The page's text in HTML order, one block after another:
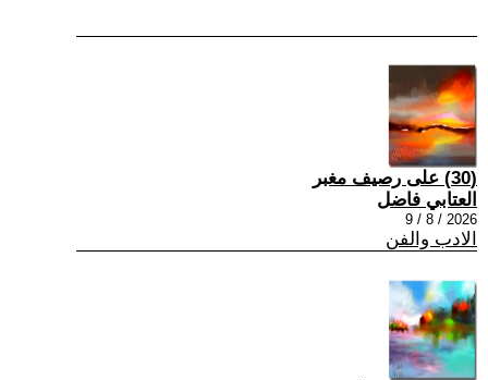
(30) على رصيف مغبر
العتابي فاضل
2026 / 8 / 9
الادب والفن